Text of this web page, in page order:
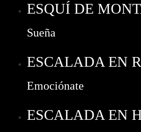
ESQUÍ DE
Sueña
ESCALADA EN
Emociónate
ESCALADA EN